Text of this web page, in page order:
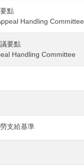
點
Handling Committee
要點
Handling Committee
支給基準